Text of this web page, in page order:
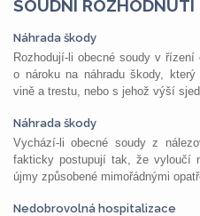
SOUDNÍ ROZHODNUTÍ
Náhrada škody
Rozhodují-li obecné soudy v
o nároku na náhradu škody,
vině a trestu, nebo s jehož výší
Náhrada škody
Vychází-li obecné soudy z
fakticky postupují tak, že vyloučí
újmy způsobené mimořádnými
Nedobrovolná hospitalizace